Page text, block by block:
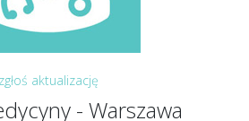
zgłoś aktualizację
- Warszawa